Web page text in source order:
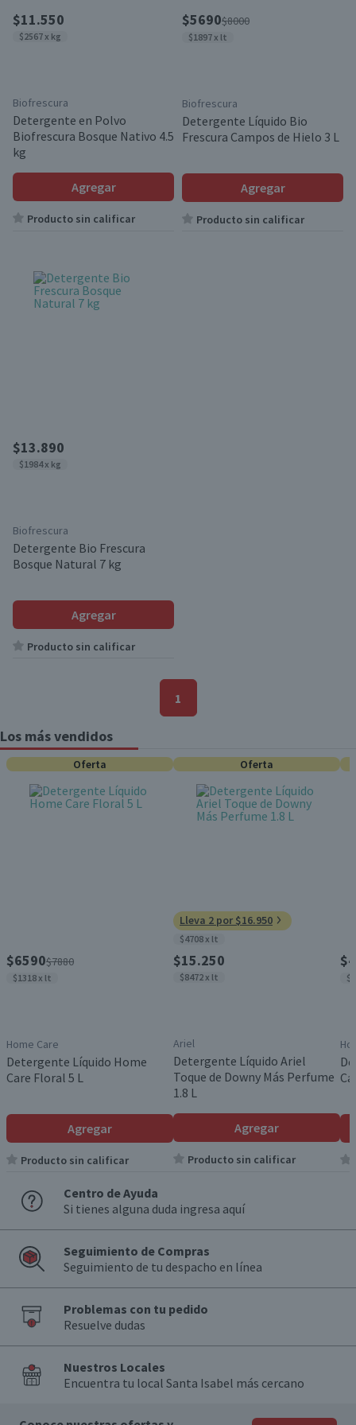
$11.550
$2567 x kg
Biofrescura
Detergente en Polvo
Biofrescura Bosque Nativo 4.5
kg
Agregar
Producto sin calificar
$5690$8000
$1897 x lt
Biofrescura
Detergente Líquido Bio
Frescura Campos de Hielo 3 L
Agregar
Producto sin calificar
$13.890
$1984 x kg
Biofrescura
Detergente Bio Frescura
Bosque Natural 7 kg
Agregar
Producto sin calificar
1
Los más vendidos
Oferta
$6590$7880
$1318 x lt
Home Care
Detergente Líquido Home
Care Floral 5 L
Agregar
Producto sin calificar
Oferta
Lleva 2 por $16.950
$4708 x lt
$15.250
$8472 x lt
Ariel
Detergente Líquido Ariel
Toque de Downy Más Perfume
1.8 L
Agregar
Producto sin calificar
Centro de Ayuda
Si tienes alguna duda ingresa aquí
Seguimiento de Compras
Seguimiento de tu despacho en línea
Problemas con tu pedido
Resuelve dudas
Nuestros Locales
Encuentra tu local Santa Isabel más cercano